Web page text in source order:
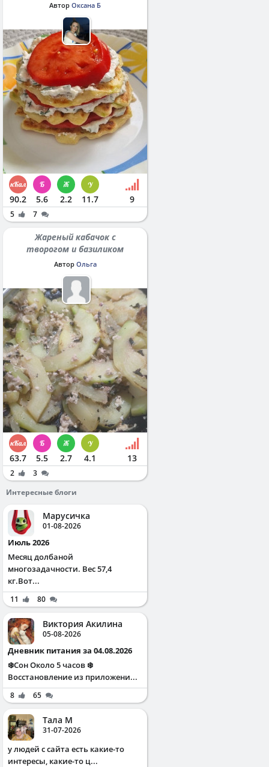
Автор Оксана Б
90.2 5.6 2.2 11.7 9
5 7
Жареный кабачок с
творогом и базиликом
Автор Ольга
63.7 5.5 2.7 4.1 13
2
3
Интересные блоги
Марусичка
01-08-2026
Июль 2026
Месяц долбаной
многозадачности. Вес 57,4
кг.Вот...
11 80
Виктория Акилина
05-08-2026
Дневник питания за 04.08.2026
❄️Сон Около 5 часов ❄️
Восстановление из приложени...
8 65
Тала М
31-07-2026
у людей с сайта есть какие-то
интересы, какие-то ц...